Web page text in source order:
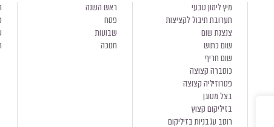
מיץ לימון טבעי
תערובת תיבול לקציצות
צנצנת שום
שום כתוש
שום חריף
כוסברה קצוצה
פטרוזיליה קצוצה
בצל מטוגן
בזיליקום קצוץ
רוטב עגבניות בזיליקום
ראש השנה
פסח
שבועות
חנוכה